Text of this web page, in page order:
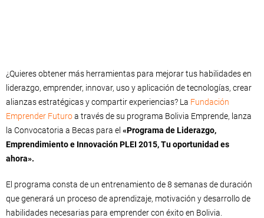
¿Quieres obtener más herramientas para mejorar tus habilidades en
liderazgo, emprender, innovar, uso y aplicación de tecnologías, crear
alianzas estratégicas y compartir experiencias? La Fundación
Emprender Futuroa través de su programa Bolivia Emprende, lanza
la Convocatoria a Becas para el «Programa de Liderazgo,
Emprendimiento e Innovación PLEI 2015, Tu oportunidad es
ahora».
El programa consta de un entrenamiento de 8 semanas de duración
que generará un proceso de aprendizaje, motivación y desarrollo de
habilidades necesarias para emprender con éxito en Bolivia.